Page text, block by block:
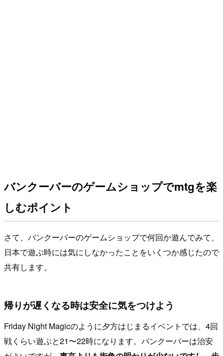
バンクーバーのゲームショップでmtgを楽
しむポイント
さて、バンクーバーのゲームショップで何回か遊んでみて、
日本で遊ぶ時には気にしなかったことをいくつか感じたので
共有します。
帰りが遅くなる時は安全に気をつけよう
Friday Night Magicのように夕方はじまるイベントでは、4回
戦くらい遊ぶと21〜22時になります。バンクーバーは治安